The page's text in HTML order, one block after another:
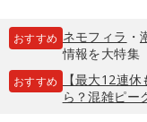
おすすめ ネモフィラ ・
情報を大特集
おすすめ
【最大12連
ら？混雑ピー